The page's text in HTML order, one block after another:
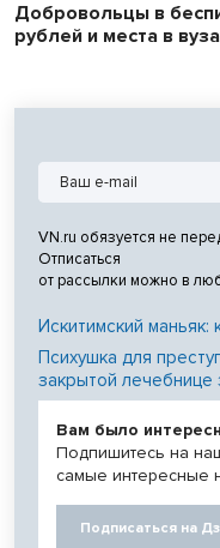
Добровольцы в
рублей и места в
VN.ru обязуется не
Отписаться
от рассылки можно в
Искитимский маньяк:
Психушка для
закрытой лечебнице
Вам было
Подпишитесь на
самые интересные
Подписаться на